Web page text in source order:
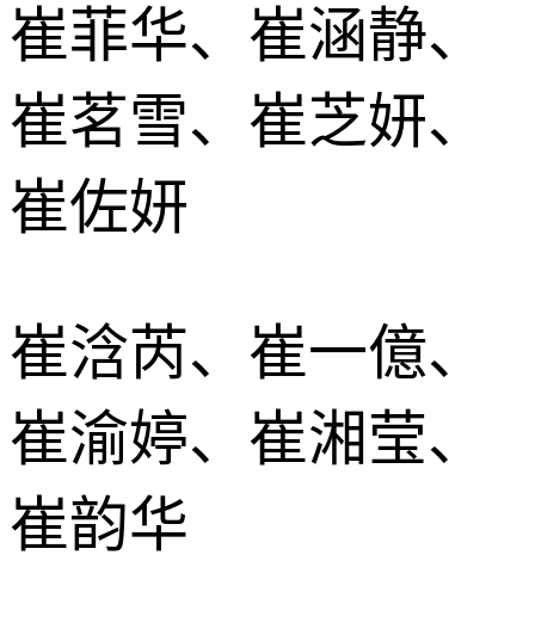
崔菲华、崔涵静、
崔茗雪、崔芝妍、
崔佐妍
崔浛芮、崔一億、
崔渝婷、崔湘莹、
崔韵华